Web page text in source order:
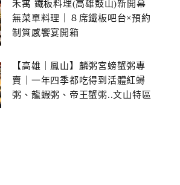
禾寓 鐵板料理(高雄鼓山)新開幕
無菜單料理｜８席鐵板吧台×預約
制質感饗宴開箱
【高雄｜鳳山】麟粥宮螃蟹粥專
賣｜一年四季都吃得到活體紅蟳
粥、龍蝦粥、帝王蟹粥..文山特區